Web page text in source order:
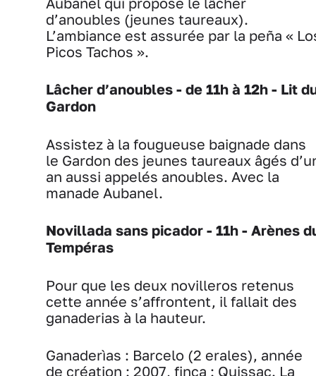
d’anoubles (jeunes taureaux).
L’ambiance est assurée par la peña «
Picos Tachos ».
Lâcher d’anoubles - de 11h à 12h - Lit
Gardon
Assistez à la fougueuse baignade dans
le Gardon des jeunes taureaux âgés
an aussi appelés anoubles. Avec la
manade Aubanel.
Novillada sans picador - 11h - Arènes
Tempéras
Pour que les deux novilleros retenus
cette année s’affrontent, il fallait des
ganaderias à la hauteur.
Ganaderìas : Barcelo (2 erales), année
de création : 2007, finca : Quissac. La